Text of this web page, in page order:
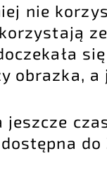
nie
obrazka, a
jeszcze
do